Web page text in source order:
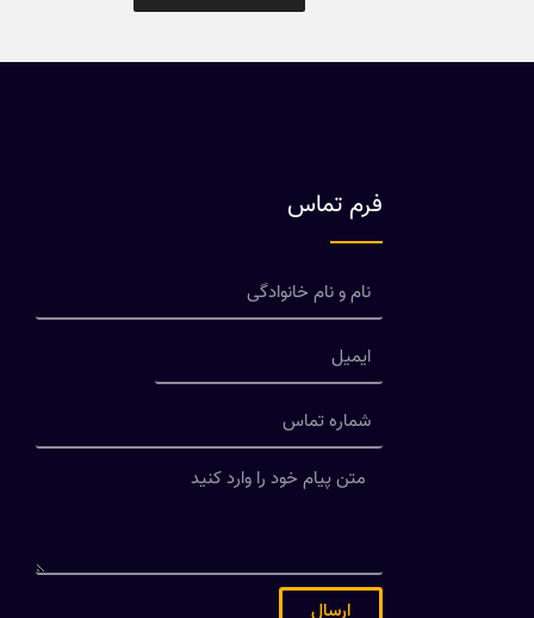
فرم تماس
ارسال